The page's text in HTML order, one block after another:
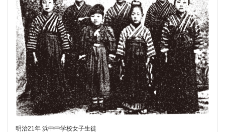
明治21年 浜中中学校女子生徒